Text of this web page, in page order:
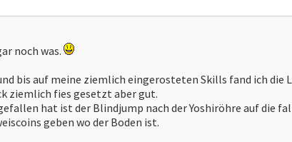
noch was.
bis auf meine ziemlich eingerosteten Skills fand ich die
ziemlich fies gesetzt aber gut.
hat ist der Blindjump nach der Yoshiröhre auf die
geben wo der Boden ist.